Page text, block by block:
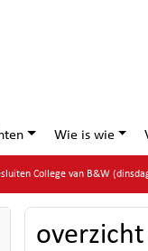
Wie is wie
College van B&W